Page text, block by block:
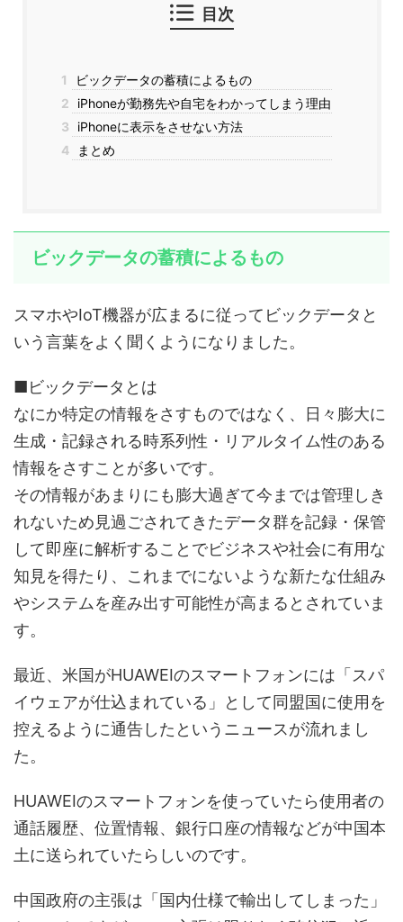
目次
1
ビックデータの蓄積によるもの
2
iPhoneが勤務先や自宅をわかってしまう理由
3
iPhoneに表示をさせない方法
4
まとめ
ビックデータの蓄積によるもの
スマホやIoT機器が広まるに従ってビックデータと
いう言葉をよく聞くようになりました。
■ビックデータとは
なにか特定の情報をさすものではなく、日々膨大に
生成・記録される時系列性・リアルタイム性のある
情報をさすことが多いです。
その情報があまりにも膨大過ぎて今までは管理しき
れないため見過ごされてきたデータ群を記録・保管
して即座に解析することでビジネスや社会に有用な
知見を得たり、これまでにないような新たな仕組み
やシステムを産み出す可能性が高まるとされていま
す。
最近、米国がHUAWEIのスマートフォンには「スパ
イウェアが仕込まれている」として同盟国に使用を
控えるように通告したというニュースが流れまし
た。
HUAWEIのスマートフォンを使っていたら使用者の
通話履歴、位置情報、銀行口座の情報などが中国本
土に送られていたらしいのです。
中国政府の主張は「国内仕様で輸出してしまった」